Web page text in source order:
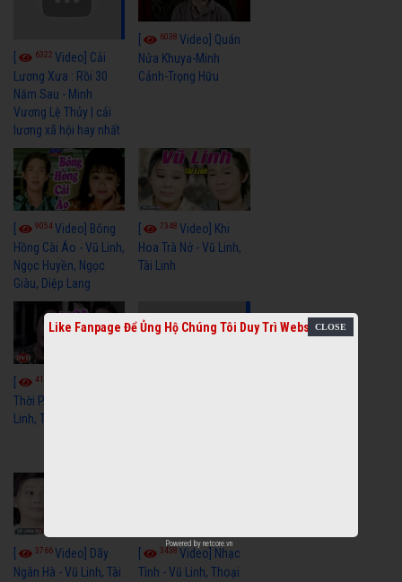
6322 Video] Cải
Lương Xưa : Rồi 30
Năm Sau - Minh
Vương Lệ Thủy | cải
lương xã hội hay nhất
6038Video] Quán
Nửa Khuya-Minh
Cảnh-Trọng Hữu
9054Video] Bông
Hồng Cài Áo - Vũ Linh,
Ngọc Huyền, Ngọc
Giàu, Diệp Lang
7348Video] Khi
Hoa Trà Nở - Vũ Linh,
Tài Linh
4109
Thời Phóng Đãng - Vũ
Linh, Tài Linh, Chí Linh
3766Video] Dãy
Ngân Hà - Vũ Linh, Tài
3438Video] Nhạc
Tình - Vũ Linh, Thoại
Like Fanpage Để Ủng Hộ Chúng Tôi Duy Trì Website
Powered by netcore.vn